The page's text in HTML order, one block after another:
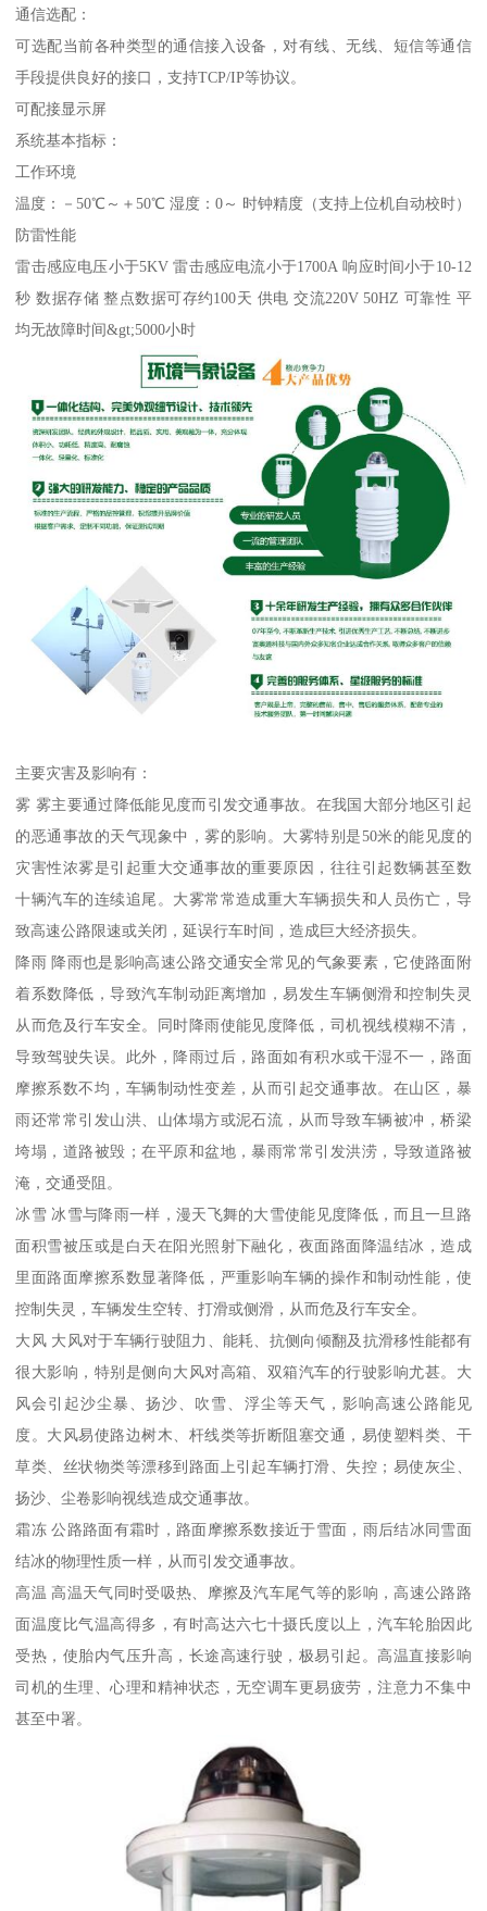
通信选配：
可选配当前各种类型的通信接入设备，对有线、无线、短信等通信
手段提供良好的接口，支持TCP/IP等协议。
可配接显示屏
系统基本指标：
工作环境
温度：－50℃～＋50℃ 湿度：0～ 时钟精度（支持上位机自动校时）
防雷性能
雷击感应电压小于5KV 雷击感应电流小于1700A 响应时间小于10-12
秒 数据存储 整点数据可存约100天 供电 交流220V 50HZ 可靠性 平
均无故障时间&gt;5000小时
主要灾害及影响有：
雾 雾主要通过降低能见度而引发交通事故。在我国大部分地区引起
的恶通事故的天气现象中，雾的影响。大雾特别是50米的能见度的
灾害性浓雾是引起重大交通事故的重要原因，往往引起数辆甚至数
十辆汽车的连续追尾。大雾常常造成重大车辆损失和人员伤亡，导
致高速公路限速或关闭，延误行车时间，造成巨大经济损失。
降雨 降雨也是影响高速公路交通安全常见的气象要素，它使路面附
着系数降低，导致汽车制动距离增加，易发生车辆侧滑和控制失灵
从而危及行车安全。同时降雨使能见度降低，司机视线模糊不清，
导致驾驶失误。此外，降雨过后，路面如有积水或干湿不一，路面
摩擦系数不均，车辆制动性变差，从而引起交通事故。在山区，暴
雨还常常引发山洪、山体塌方或泥石流，从而导致车辆被冲，桥梁
垮塌，道路被毁；在平原和盆地，暴雨常常引发洪涝，导致道路被
淹，交通受阻。
冰雪 冰雪与降雨一样，漫天飞舞的大雪使能见度降低，而且一旦路
面积雪被压或是白天在阳光照射下融化，夜面路面降温结冰，造成
里面路面摩擦系数显著降低，严重影响车辆的操作和制动性能，使
控制失灵，车辆发生空转、打滑或侧滑，从而危及行车安全。
大风 大风对于车辆行驶阻力、能耗、抗侧向倾翻及抗滑移性能都有
很大影响，特别是侧向大风对高箱、双箱汽车的行驶影响尤甚。大
风会引起沙尘暴、扬沙、吹雪、浮尘等天气，影响高速公路能见
度。大风易使路边树木、杆线类等折断阻塞交通，易使塑料类、干
草类、丝状物类等漂移到路面上引起车辆打滑、失控；易使灰尘、
扬沙、尘卷影响视线造成交通事故。
霜冻 公路路面有霜时，路面摩擦系数接近于雪面，雨后结冰同雪面
结冰的物理性质一样，从而引发交通事故。
高温 高温天气同时受吸热、摩擦及汽车尾气等的影响，高速公路路
面温度比气温高得多，有时高达六七十摄氏度以上，汽车轮胎因此
受热，使胎内气压升高，长途高速行驶，极易引起。高温直接影响
司机的生理、心理和精神状态，无空调车更易疲劳，注意力不集中
甚至中署。